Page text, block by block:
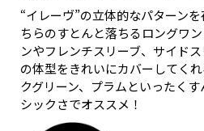
“イレーヴ”の立体的なパターン
ちらのすとんと落ちるロングワ
ンやフレンチスリーブ、サイド
の体型をきれいにカバーしてく
クグリーン、プラムといったく
シックさでオススメ！